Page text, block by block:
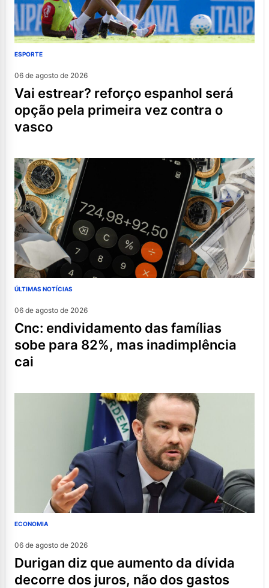
ESPORTE
06 de agosto de 2026
vai estrear? reforço espanhol será
opção pela primeira vez contra o
vasco
ÚLTIMAS NOTÍCIAS
06 de agosto de 2026
cnc: endividamento das famílias
sobe para 82%, mas inadimplência
cai
ECONOMIA
06 de agosto de 2026
durigan diz que aumento da dívida
decorre dos juros, não dos gastos